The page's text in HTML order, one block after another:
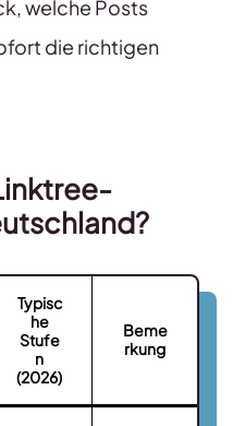
welche Posts
die richtigen
Typisc
he
Stufe
n
(2026)
Beme
rkung